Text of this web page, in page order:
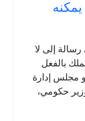
إلى لا
بالفعل
مجلس إدارة
حكومي،